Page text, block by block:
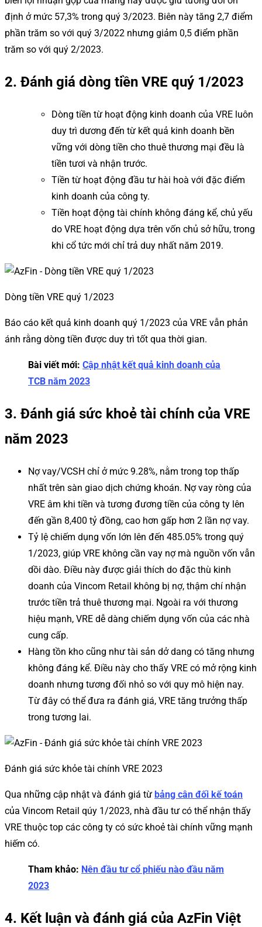
định ở mức 57,3% trong quý 3/2023. Biên này tăng 2,7 điểm
phần trăm so với quý 3/2022 nhưng giảm 0,5 điểm phần
trăm so với quý 2/2023.
2. Đánh giá dòng tiền VRE quý 1/2023
Dòng tiền từ hoạt động kinh doanh của VRE luôn
duy trì dương đến từ kết quả kinh doanh bền
vững với dòng tiền cho thuê thương mại đều là
tiền tươi và nhận trước.
Tiền từ hoạt động đầu tư hài hoà với đặc điểm
kinh doanh của công ty.
Tiền hoạt động tài chính không đáng kể, chủ yếu
do VRE hoạt động dựa trên vốn chủ sở hữu, trong
khi cổ tức mới chỉ trả duy nhất năm 2019.
Dòng tiền VRE quý 1/2023
Báo cáo kết quả kinh doanh quý 1/2023 của VRE vẫn phản
ánh rằng dòng tiền được duy trì tốt qua thời gian.
Bài viết mới: Cập nhật kết quả kinh doanh của
TCB năm 2023
3. Đánh giá sức khoẻ tài chính của VRE
năm 2023
Nợ vay/VCSH chỉ ở mức 9.28%, nằm trong top thấp
nhất trên sàn giao dịch chứng khoán. Nợ vay ròng của
VRE âm khi tiền và tương đương tiền của công ty lên
đến gần 8,400 tỷ đồng, cao hơn gấp hơn 2 lần nợ vay.
Tỷ lệ chiếm dụng vốn lớn lên đến 485.05% trong quý
1/2023, giúp VRE không cần vay nợ mà nguồn vốn vẫn
dồi dào. Điều này được giải thích do đặc thù kinh
doanh của Vincom Retail không bị nợ, thậm chí nhận
trước tiền trả thuê thương mại. Ngoài ra với thương
hiệu mạnh, VRE dễ dàng chiếm dụng vốn của các nhà
cung cấp.
Hàng tồn kho cũng như tài sản dở dang có tăng nhưng
không đáng kể. Điều này cho thấy VRE có mở rộng kinh
doanh nhưng tương đối nhỏ so với quy mô hiện nay.
Từ đây có thể đưa ra đánh giá, VRE tăng trưởng thấp
trong tương lai.
Đánh giá sức khỏe tài chính VRE 2023
Qua những cập nhật và đánh giá từ bảng cân đối kế toán
của Vincom Retail qúy 1/2023, nhà đầu tư có thể nhận thấy
VRE thuộc top các công ty có sức khoẻ tài chính vững mạnh
hiếm có.
Tham khảo: Nên đầu tư cổ phiếu nào đầu năm
2023
4. Kết luận và đánh giá của AzFin Việt